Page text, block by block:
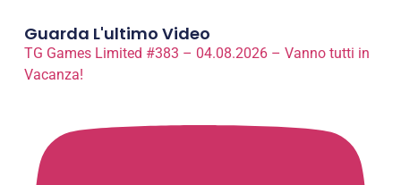
Guarda L'ultimo Video
TG Games Limited #383 – 04.08.2026 – Vanno tutti in
Vacanza!